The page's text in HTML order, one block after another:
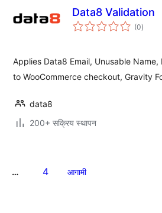
Data8 Validation
(0कुल
दर)
Applies Data8 Email, Unusable
to WooCommerce checkout, Gravity
data8
200+ सक्रिय स्थापन
… 4 आगामी